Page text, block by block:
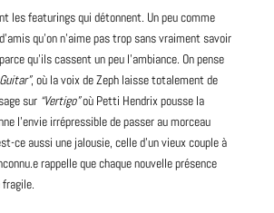
les featurings qui détonnent. Un peu comme
qu’on n’aime pas trop sans vraiment savoir
qu’ils cassent un peu l’ambiance. On pense
, où la voix de Zeph laisse totalement de
sur “Vertigo”où Petti Hendrix pousse la
l’envie irrépressible de passer au morceau
ce aussi une jalousie, celle d’un vieux couple à
rappelle que chaque nouvelle présence